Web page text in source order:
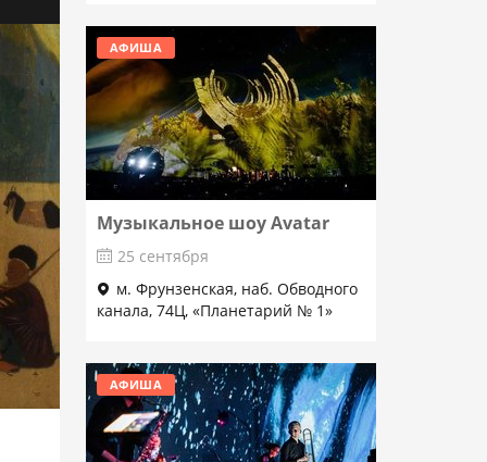
АФИША
Музыкальное шоу Avatar
25 сентября
м. Фрунзенская, наб. Обводного
канала, 74Ц, «Планетарий № 1»
Подробнее
АФИША